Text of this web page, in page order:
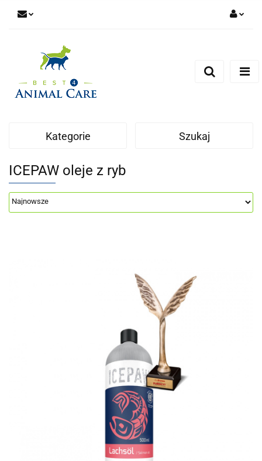
Kategorie Szukaj
ICEPAW oleje z ryb